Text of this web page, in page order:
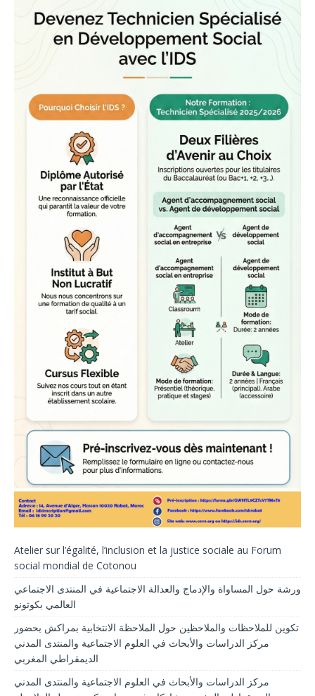
Atelier sur l’égalité, l’inclusion et la justice sociale au Forum
social mondial de Cotonou
ورشة حول المساواة والإدماج والعدالة الاجتماعية في المنتدى الاجتماعي
العالمي بكوتونو
تكوين للملاحظات والملاحظين حول الملاحظة الانتخابية بمراكش بحضور
مركز الدراسات والأبحاث في العلوم الاجتماعية والمنتدى المدني
الديمقراطي المغربي
مركز الدراسات والأبحاث في العلوم الاجتماعية والمنتدى المدني